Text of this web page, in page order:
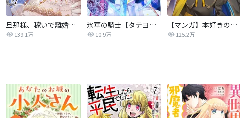
旦那様、稼いで離婚させていただきます！
139.1万
氷華の騎士【タテヨミ】
10.9万
【マンガ】本好きの下剋上 第四部
125.2万